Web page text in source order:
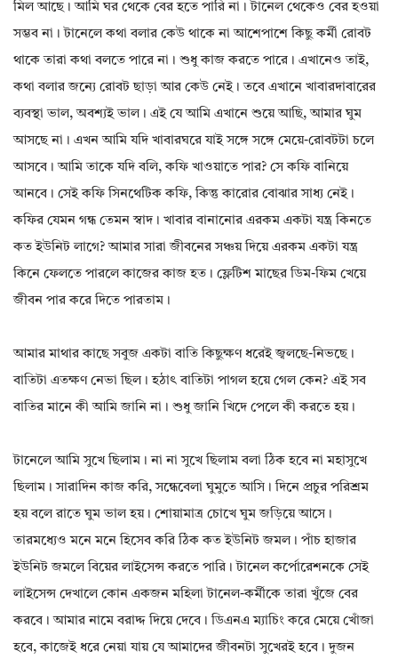
মিল আছে। আমি ঘর থেকে বের হতে পারি না। টানেল থেকেও বের হওয়া
সম্ভব না। টানেলে কথা বলার কেউ থাকে না আশেপাশে কিছু কর্মী রোবট
থাকে তারা কথা বলতে পারে না। শুধু কাজ করতে পারে। এখানেও তাই,
কথা বলার জন্যে রোবট ছাড়া আর কেউ নেই। তবে এখানে খাবারদাবারের
ব্যবস্থা ভাল, অবশ্যই ভাল। এই যে আমি এখানে শুয়ে আছি, আমার ঘুম
আসছে না। এখন আমি যদি খাবারঘরে যাই সঙ্গে সঙ্গে মেয়ে-রোবটটা চলে
আসবে। আমি তাকে যদি বলি, কফি খাওয়াতে পার? সে কফি বানিয়ে
আনবে। সেই কফি সিনথেটিক কফি, কিন্তু কারোর বোঝার সাধ্য নেই।
কফির যেমন গন্ধ তেমন স্বাদ। খাবার বানানোর এরকম একটা যন্ত্ৰ কিনতে
কত ইউনিট লাগে? আমার সারা জীবনের সঞ্চয় দিয়ে এরকম একটা যন্ত্ৰ
কিনে ফেলতে পারলে কাজের কাজ হত। ফ্লেটিশ মাছের ডিম-ফিম খেয়ে
জীবন পার করে দিতে পারতাম।
আমার মাথার কাছে সবুজ একটা বাতি কিছুক্ষণ ধরেই জ্বলছে-নিভছে।
বাতিটা এতক্ষণ নেভা ছিল। হঠাৎ বাতিটা পাগল হয়ে গেল কেন? এই সব
বাতির মানে কী আমি জানি না। শুধু জানি খিদে পেলে কী করতে হয়।
টানেলে আমি সুখে ছিলাম। না না সুখে ছিলাম বলা ঠিক হবে না মহাসুখে
ছিলাম। সারাদিন কাজ করি, সন্ধেবেলা ঘুমুতে আসি। দিনে প্রচুর পরিশ্রম
হয় বলে রাতে ঘুম ভাল হয়। শোয়ামাত্র চোখে ঘুম জড়িয়ে আসে।
তারমধ্যেও মনে মনে হিসেব করি ঠিক কত ইউনিট জমল। পাঁচ হাজার
ইউনিট জমলে বিয়ের লাইসেন্স করতে পারি। টানেল কর্পোরেশনকে সেই
লাইসেন্স দেখালে কোন একজন মহিলা টানেল-কর্মীকে তারা খুঁজে বের
করবে। আমার নামে বরাদ্দ দিয়ে দেবে। ডিএনএ ম্যাচিং করে মেয়ে খোঁজা
হবে, কাজেই ধরে নেয়া যায় যে আমাদের জীবনটা সুখেরই হবে। দুজন